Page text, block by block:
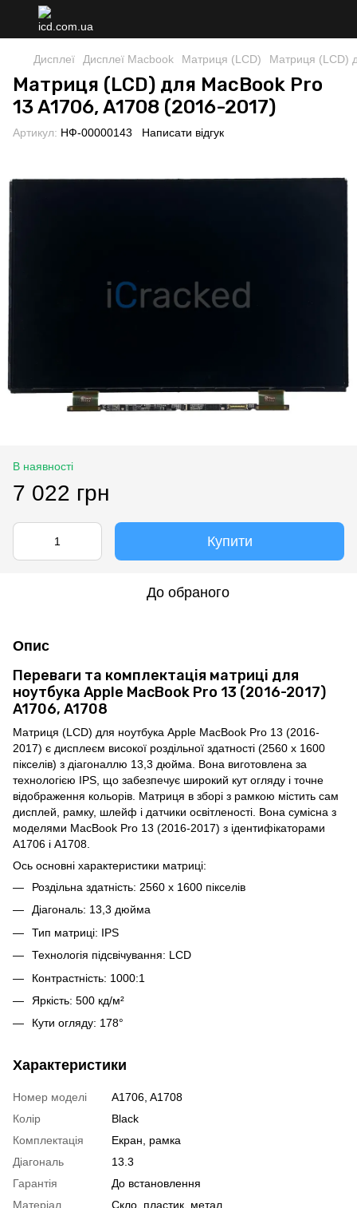
Дисплеї Дисплеї Macbook Матриця (LCD) Матриця (LCD)
Матриця (LCD) для MacBook Pro
13 A1706, A1708 (2016-2017)
Артикул: НФ-00000143 Написати відгук
В наявності
7 022 грн
Купити
До обраного
Опис
Переваги та комплектація матриці для
ноутбука Apple MacBook Pro 13 (2016-2017)
A1706, A1708
Матриця (LCD) для ноутбука Apple MacBook Pro 13 (2016-
2017) є дисплеєм високої роздільної здатності (2560 x 1600
пікселів) з діагоналлю 13,3 дюйма. Вона виготовлена ​​за
технологією IPS, що забезпечує широкий кут огляду і точне
відображення кольорів. Матриця в зборі з рамкою містить сам
дисплей, рамку, шлейф і датчики освітленості. Вона сумісна з
моделями MacBook Pro 13 (2016-2017) з ідентифікаторами
A1706 і A1708.
Ось основні характеристики матриці:
Роздільна здатність: 2560 x 1600 пікселів
Діагональ: 13,3 дюйма
Тип матриці: IPS
Технологія підсвічування: LCD
Контрастність: 1000:1
Яркість: 500 кд/м²
Кути огляду: 178°
Характеристики
Номер моделі
A1706, A1708
Колір
Black
Комплектація
Екран, рамка
Діагональ
13.3
Гарантія
До встановлення
Матеріал
Скло, пластик, метал